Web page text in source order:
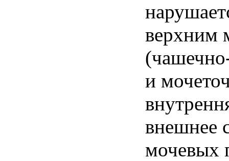
верхним
и
внешнее
мочевых